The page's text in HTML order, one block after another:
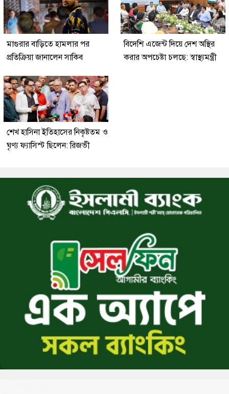
মাগুরার বাড়িতে হামলার পর
প্রতিক্রিয়া জানালেন সাকিব
বিদেশি এজেন্ট দিয়ে দেশ অস্থির
করার অপচেষ্টা চলছে: স্বাস্থ্যমন্ত্রী
শেখ হাসিনা ইতিহাসের নিকৃষ্টতম ও
ঘৃণ্য ফ্যাসিস্ট ছিলেন: রিজভী